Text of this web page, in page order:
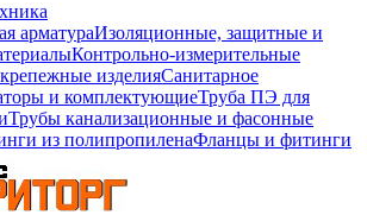
арматураИзоляционные, защитные и
Контрольно-измерительные
изделияСанитарное
и комплектующиеТруба ПЭ для
Трубы канализационные и фасонные
из полипропиленаФланцы и фитинги